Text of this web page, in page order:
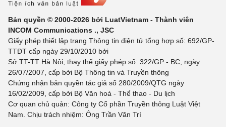
Bản quyền © 2000-2026 bởi LuatVietnam - Thành viên
INCOM Communications ., JSC
Giấy phép thiết lập trang Thông tin điện tử tổng hợp số: 692/GP-
TTĐT cấp ngày 29/10/2010 bởi
Sở TT-TT Hà Nội, thay thế giấy phép số: 322/GP - BC, ngày
26/07/2007, cấp bởi Bộ Thông tin và Truyền thông
Chứng nhận bản quyền tác giả số 280/2009/QTG ngày
16/02/2009, cấp bởi Bộ Văn hoá - Thể thao - Du lịch
Cơ quan chủ quản: Công ty Cổ phần Truyền thông Luật Việt
Nam. Chịu trách nhiệm: Ông Trần Văn Trí